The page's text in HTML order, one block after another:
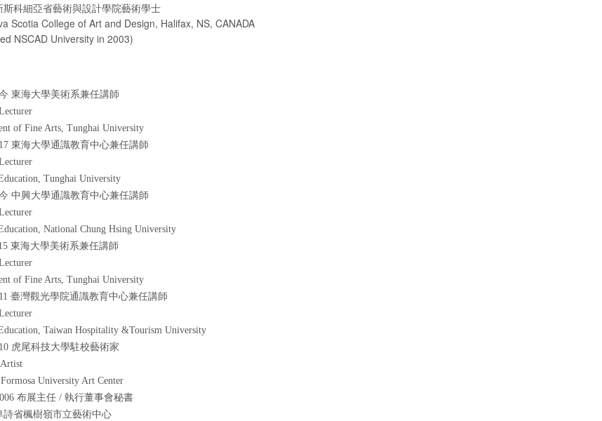
斯科細亞省藝術與設計學院藝術學士
Scotia College of Art and Design, Halifax, NS, CANADA
NSCAD University in 2003)
東海大學美術系兼任講師
of Fine Arts, Tunghai University
東海大學通識教育中心兼任講師
Tunghai University
中興大學通識教育中心兼任講師
National Chung Hsing University
東海大學美術系兼任講師
of Fine Arts, Tunghai University
臺灣觀光學院通識教育中心兼任講師
Taiwan Hospitality &Tourism University
虎尾科技大學駐校藝術家
University Art Center
布展主任 / 執行董事會秘書
詩省楓樹嶺市立藝術中心